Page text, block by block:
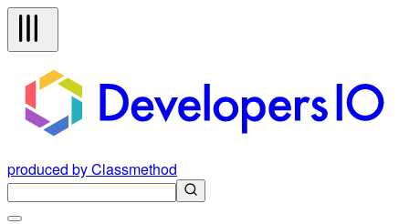
produced by Classmethod